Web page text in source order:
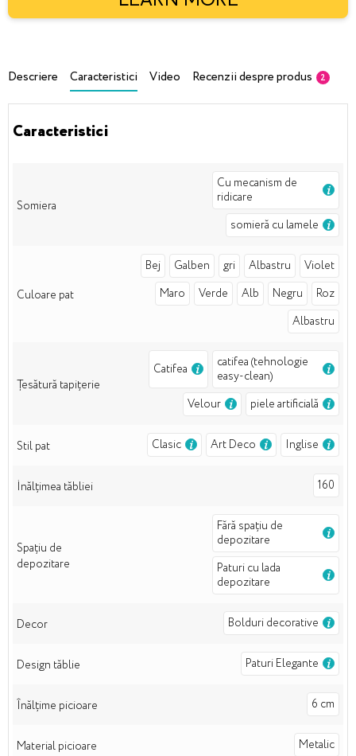
Descriere Caracteristici Video Recenzii despre produs 2
Caracteristici
Somiera
Cu mecanism de
ridicare
somieră cu lamele
Culoare pat
Bej Galben gri Albastru
Violet
Maro
Verde Alb Negru
Roz
Albastru
Țesătură tapițerie
Catifea
catifea (tehnologie
easy-clean)
Velour
piele artificială
Stil pat Clasic Art Deco Inglise
İnălțimea tăbliei 160
Spațiu de
depozitare
Fără spațiu de
depozitare
Paturi cu lada
depozitare
Decor Bolduri decorative
Design tăblie Paturi Elegante
Înălțime picioare 6 cm
Material picioare Metalic